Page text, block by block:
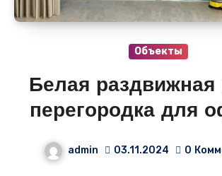
Объекты
Белая раздвижная
перегородка для
admin 03.11.2024 0